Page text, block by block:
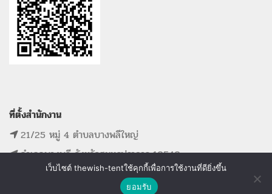
ที่ตั้งสำนักงาน
21/25 หมู่ 4 ตำบลบางพลีใหญ่
อำเภอบางพลี จังหวัดสมุทรปราการ 10540
เว็บไซต์ thewish-tentใช้คุกกี้เพื่อการใช้งานที่ดียิ่งขึ้น
ยอมรับ
ติดต่อเรา